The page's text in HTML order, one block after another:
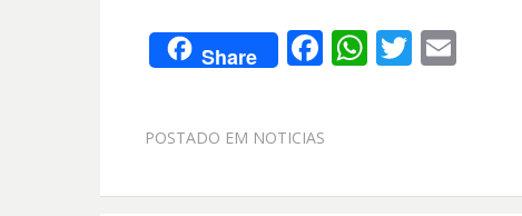
Share F
b
o
W
A
T E
POSTADO EM NOTICIAS